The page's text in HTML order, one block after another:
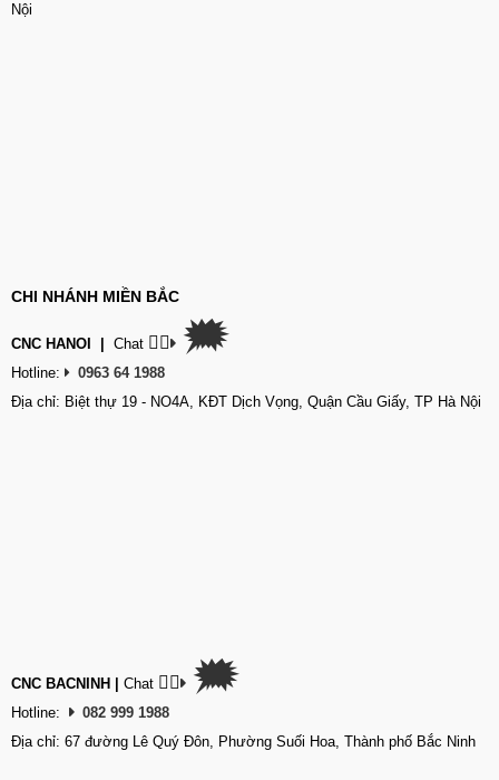
Nội
CHI NHÁNH MIỀN BẮC
CNC HANOI Chat 👉🏽 🗯
Hotline:
0963 64 1988
Địa chỉ: Biệt thự 19 - NO4A, KĐT Dịch Vọng, Quận Cầu Giấy, TP Hà Nội
CNC BACNINH Chat 👉🏽 🗯
Hotline:
082 999 1988
Địa chỉ: 67 đường Lê Quý Đôn, Phường Suối Hoa, Thành phố Bắc Ninh